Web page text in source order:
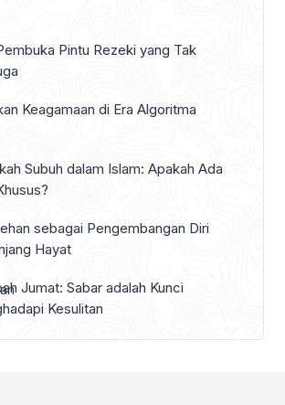
Pintu Rezeki yang Tak
Keagamaan di Era Algoritma
Subuh dalam Islam: Apakah Ada
sebagai Pengembangan Diri
Hayat
Jumat: Sabar adalah Kunci
Kesulitan